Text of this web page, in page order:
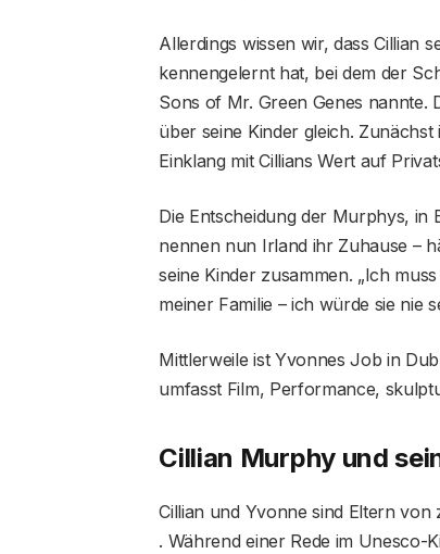
Allerdings wissen wir, dass Cillian
kennengelernt hat, bei dem der
Sons of Mr. Green Genes nannte.
über seine Kinder gleich. Zunächst
Einklang mit Cillians Wert auf
Die Entscheidung der Murphys, in
nennen nun Irland ihr Zuhause –
seine Kinder zusammen. „Ich
meiner Familie – ich würde sie nie
Mittlerweile ist Yvonnes Job in
umfasst Film, Performance,
Cillian Murphy und
Cillian und Yvonne sind Eltern
. Während einer Rede im